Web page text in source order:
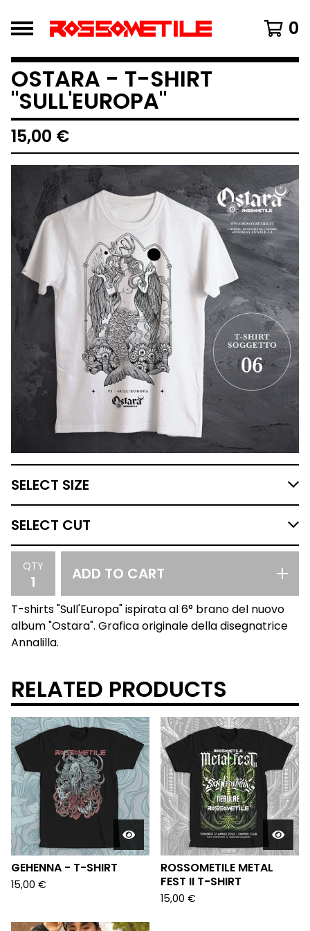
0
OSTARA - T-SHIRT
"SULL'EUROPA"
15,00 €
QTY ADD TO CART
T-shirts "Sull'Europa" ispirata al 6° brano del nuovo
album "Ostara". Grafica originale della disegnatrice
Annalilla.
RELATED PRODUCTS
GEHENNA - T-SHIRT
15,00 €
ROSSOMETILE METAL
FEST II T-SHIRT
15,00 €